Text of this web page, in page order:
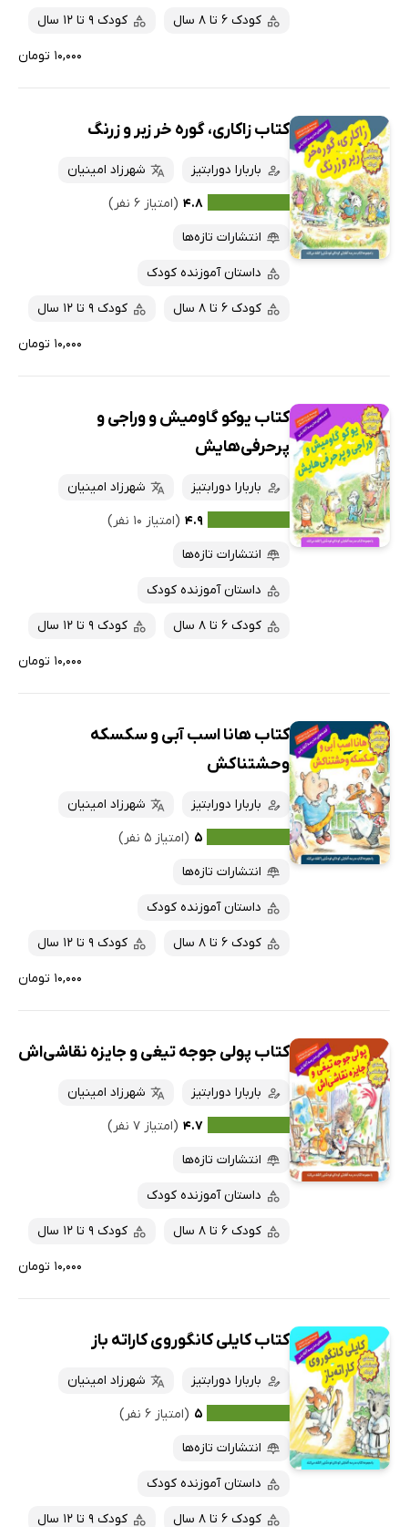
کودک 6 تا 8 سال کودک 9 تا 12 سال
۱۰,۰۰۰ تومان
کتاب زاکاری، گوره خر زبر و زرنگ
باربارا دورابتیز
شهرزاد امینیان
۴.۸ (امتیاز ۶ نفر)
انتشارات تازه‌ها
داستان آموزنده کودک
کودک 6 تا 8 سال کودک 9 تا 12 سال
۱۰,۰۰۰ تومان
کتاب یوکو گاومیش و وراجی و
پرحرفی‌هایش
باربارا دورابتیز
شهرزاد امینیان
۴.۹ (امتیاز ۱۰ نفر)
انتشارات تازه‌ها
داستان آموزنده کودک
کودک 6 تا 8 سال کودک 9 تا 12 سال
۱۰,۰۰۰ تومان
کتاب هانا اسب آبی و سکسکه
وحشتناکش
باربارا دورابتیز
شهرزاد امینیان
۵ (امتیاز ۵ نفر)
انتشارات تازه‌ها
داستان آموزنده کودک
کودک 6 تا 8 سال کودک 9 تا 12 سال
۱۰,۰۰۰ تومان
کتاب پولی جوجه تیغی و جایزه نقاشی‌اش
باربارا دورابتیز
شهرزاد امینیان
۴.۷ (امتیاز ۷ نفر)
انتشارات تازه‌ها
داستان آموزنده کودک
کودک 6 تا 8 سال کودک 9 تا 12 سال
۱۰,۰۰۰ تومان
کتاب کایلی کانگوروی کاراته باز
باربارا دورابتیز
شهرزاد امینیان
۵ (امتیاز ۶ نفر)
انتشارات تازه‌ها
داستان آموزنده کودک
کودک 6 تا 8 سال کودک 9 تا 12 سال